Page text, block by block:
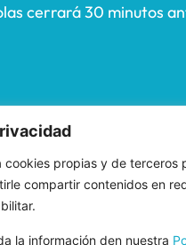
cookies propias y de
compartir contenidos en
la información den nuestra
cerrará 30 minutos
Normas de uso